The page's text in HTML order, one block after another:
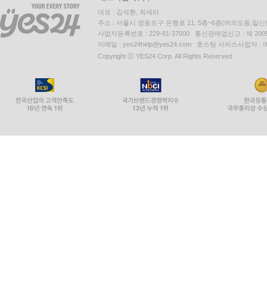
대표 : 김석환, 최세라
주소 : 서울시 영등포구 은행로 11, 5층~6층(여의도동,일신
사업자등록번호 : 229-81-37000 통신판매업신고 : 제
이메일 : yes24help@yes24.com 호스팅 서비스사업자 :
Copyright ⓒ YES24 Corp. All Rights Reserved.